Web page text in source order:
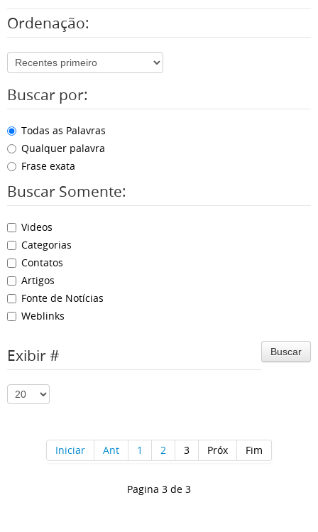
Ordenação:
Buscar por:
Todas as Palavras
Qualquer palavra
Frase exata
Buscar Somente:
Videos
Categorias
Contatos
Artigos
Fonte de Notícias
Weblinks
Buscar
Exibir #
Iniciar Ant 1 2 3 Próx Fim
Pagina 3 de 3